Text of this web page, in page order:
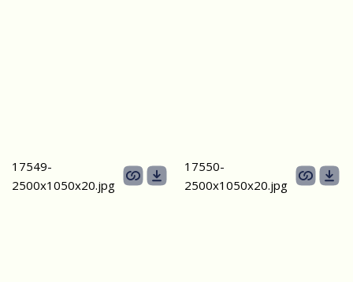
17549-
2500х1050х20.jpg
17550-
2500х1050х20.jpg